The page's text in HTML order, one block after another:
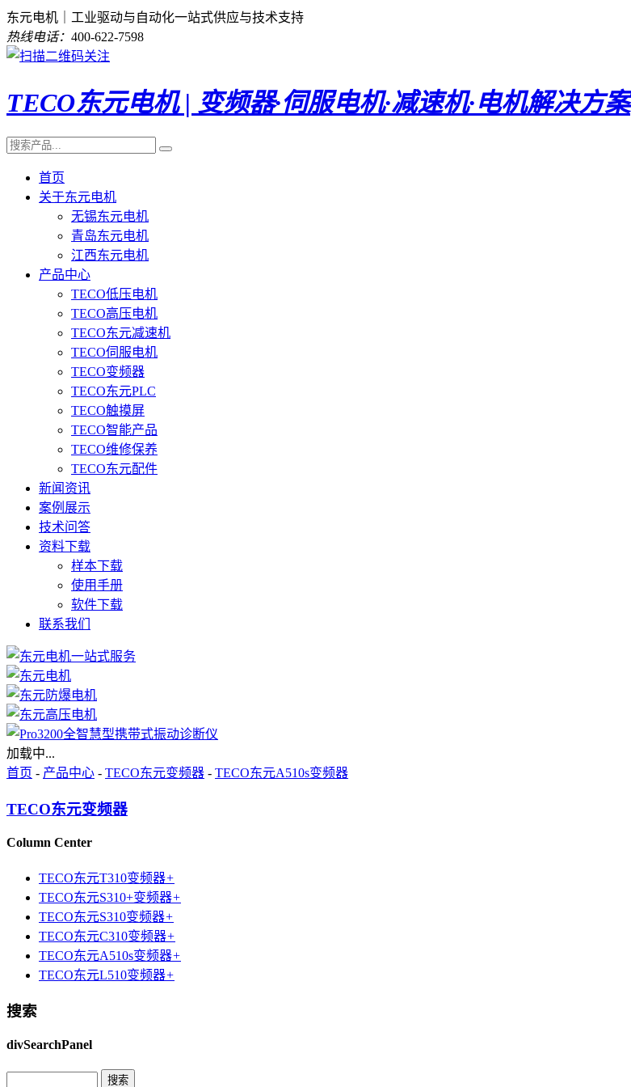
东元电机｜工业驱动与自动化一站式供应与技术支持
热线电话： 400-622-7598
TECO东元电机 | 变频器·伺服电机·减速机·电机解决方案
首页
关于东元电机
无锡东元电机
青岛东元电机
江西东元电机
产品中心
TECO低压电机
TECO高压电机
TECO东元减速机
TECO伺服电机
TECO变频器
TECO东元PLC
TECO触摸屏
TECO智能产品
TECO维修保养
TECO东元配件
新闻资讯
案例展示
技术问答
资料下载
样本下载
使用手册
软件下载
联系我们
加载中...
首页 - 产品中心 - TECO东元变频器 - TECO东元A510s变频器
TECO东元变频器
Column Center
TECO东元T310变频器+
TECO东元S310+变频器+
TECO东元S310变频器+
TECO东元C310变频器+
TECO东元A510s变频器+
TECO东元L510变频器+
搜索
divSearchPanel